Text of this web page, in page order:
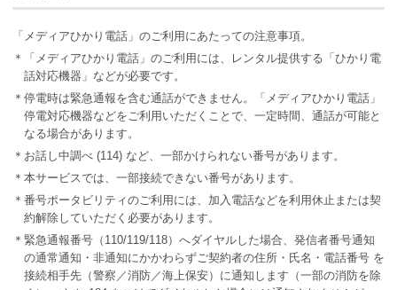
「メディアひかり電話」のご利用にあたっての注意事項。
＊「メディアひかり電話」のご利用には、レンタル提供する「ひかり電
話対応機器」などが必要です。
＊停電時は緊急通報を含む通話ができません。「メディアひかり電話」
停電対応機器などをご利用いただくことで、一定時間、通話が可能と
なる場合があります。
＊お話し中調べ (114) など、一部かけられない番号があります。
＊本サービスでは、一部接続できない番号があります。
＊番号ポータビリティのご利用には、加入電話などを利用休止または契
約解除していただく必要があります。
＊緊急通報番号（110/119/118）へダイヤルした場合、発信者番号通知
の通常通知・非通知にかかわらずご契約者の住所・氏名・電話番号 を
接続相手先（警察／消防／海上保安）に通知します（一部の消防を除